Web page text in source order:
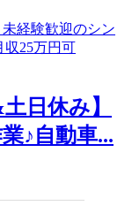
日休み】
♪自動車...